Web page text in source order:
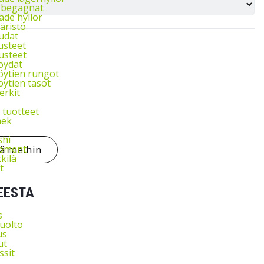
hyllor
rungot
tasot
tuotteet
meihin